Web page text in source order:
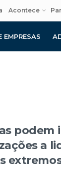
Acontece
EMPRESAS
podem
a